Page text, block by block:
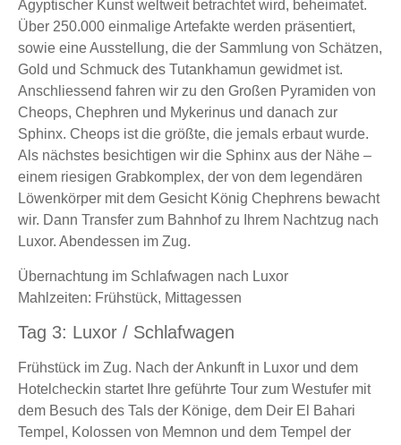
Ägyptischer Kunst weltweit betrachtet wird, beheimatet.
Über 250.000 einmalige Artefakte werden präsentiert,
sowie eine Ausstellung, die der Sammlung von Schätzen,
Gold und Schmuck des Tutankhamun gewidmet ist.
Anschliessend fahren wir zu den Großen Pyramiden von
Cheops, Chephren und Mykerinus und danach zur
Sphinx. Cheops ist die größte, die jemals erbaut wurde.
Als nächstes besichtigen wir die Sphinx aus der Nähe –
einem riesigen Grabkomplex, der von dem legendären
Löwenkörper mit dem Gesicht König Chephrens bewacht
wir. Dann Transfer zum Bahnhof zu Ihrem Nachtzug nach
Luxor. Abendessen im Zug.
Übernachtung im Schlafwagen nach Luxor
Mahlzeiten: Frühstück, Mittagessen
Tag 3: Luxor / Schlafwagen
Frühstück im Zug. Nach der Ankunft in Luxor und dem
Hotelcheckin startet Ihre geführte Tour zum Westufer mit
dem Besuch des Tals der Könige, dem Deir El Bahari
Tempel, Kolossen von Memnon und dem Tempel der